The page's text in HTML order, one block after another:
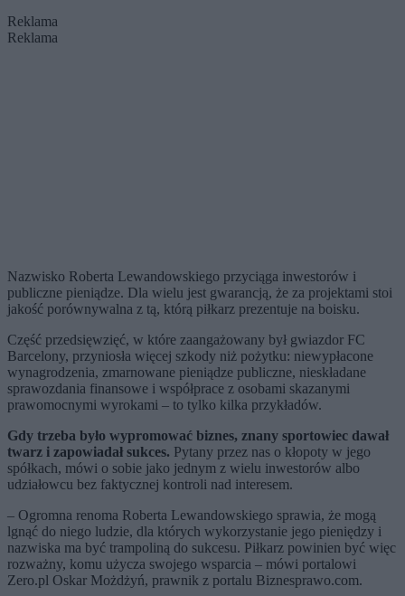
Reklama
Reklama
Nazwisko Roberta Lewandowskiego przyciąga inwestorów i
publiczne pieniądze. Dla wielu jest gwarancją, że za projektami stoi
jakość porównywalna z tą, którą piłkarz prezentuje na boisku.
Część przedsięwzięć, w które zaangażowany był gwiazdor FC
Barcelony, przyniosła więcej szkody niż pożytku: niewypłacone
wynagrodzenia, zmarnowane pieniądze publiczne, nieskładane
sprawozdania finansowe i współprace z osobami skazanymi
prawomocnymi wyrokami – to tylko kilka przykładów.
Gdy trzeba było wypromować biznes, znany sportowiec dawał
twarz i zapowiadał sukces. Pytany przez nas o kłopoty w jego
spółkach, mówi o sobie jako jednym z wielu inwestorów albo
udziałowcu bez faktycznej kontroli nad interesem.
– Ogromna renoma Roberta Lewandowskiego sprawia, że mogą
lgnąć do niego ludzie, dla których wykorzystanie jego pieniędzy i
nazwiska ma być trampoliną do sukcesu. Piłkarz powinien być więc
rozważny, komu użycza swojego wsparcia – mówi portalowi
Zero.pl Oskar Możdżyń, prawnik z portalu Biznesprawo.com.